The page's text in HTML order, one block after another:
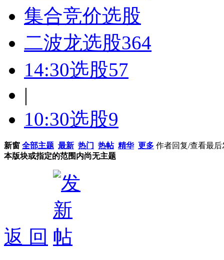
集合竞价选股
二波龙选股364
14:30选股57
|
10:30选股9
新窗 全部主题 最新 热门 热帖 精华 更多 作者回复/查看最后
本版块或指定的范围内尚无主题
返 回